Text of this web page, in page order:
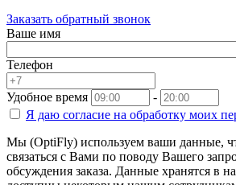
Заказать обратный звонок
Ваше имя
Телефон
Удобное время
-
Я даю согласие на обработку моих
Мы (OptiFly) используем ваши данные,
связаться с Вами по поводу Вашего
обсуждения заказа. Данные хранятся в